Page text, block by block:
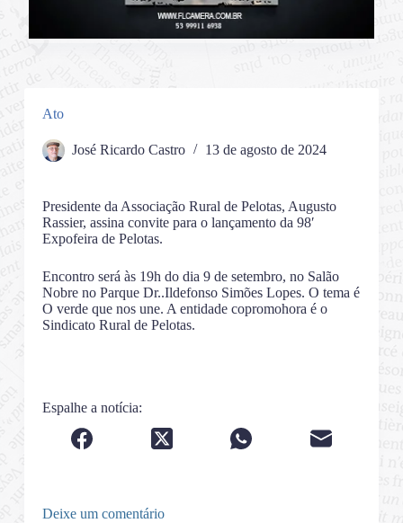
Ato
José Ricardo Castro 13 de agosto de 2024
Presidente da Associação Rural de Pelotas, Augusto
Rassier, assina convite para o lançamento da 98′
Expofeira de Pelotas.
Encontro será às 19h do dia 9 de setembro, no Salão
Nobre no Parque Dr..Ildefonso Simões Lopes. O tema é
O verde que nos une. A entidade copromohora é o
Sindicato Rural de Pelotas.
Espalhe a notícia:
Deixe um comentário